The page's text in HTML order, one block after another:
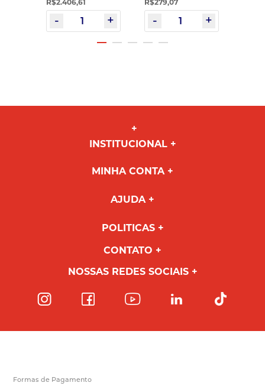
R$2.406,61
R$279,07
INSTITUCIONAL
MINHA CONTA
AJUDA
POLITICAS
CONTATO
NOSSAS REDES SOCIAIS
Formas de Pagamento